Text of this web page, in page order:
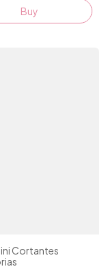
Buy
Cortantes